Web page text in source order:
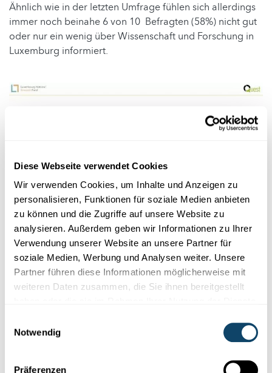
Diese Webseite verwendet Cookies
Wir verwenden Cookies, um Inhalte und Anzeigen zu
personalisieren, Funktionen für soziale Medien anbieten
zu können und die Zugriffe auf unsere Website zu
analysieren. Außerdem geben wir Informationen zu Ihrer
Verwendung unserer Website an unsere Partner für
soziale Medien, Werbung und Analysen weiter. Unsere
Partner führen diese Informationen möglicherweise mit
weiteren Daten zusammen, die Sie ihnen bereitgestellt
Notwendig
Präferenzen
Ähnlich wie in der letzten Umfrage fühlen sich allerdings
immer noch beinahe 6 von 10 Befragten (58%) nicht gut
oder nur ein wenig über Wissenschaft und Forschung in
Luxemburg informiert.
Abbildung 5: Verteilung der Antworten zur Frage Q202
der Umfragen 2023, 2021 und 2019 über wie gut sich die
Bevölkerung über Wissenschaft und Forschung informiert
Wie viel soll Luxemburg in